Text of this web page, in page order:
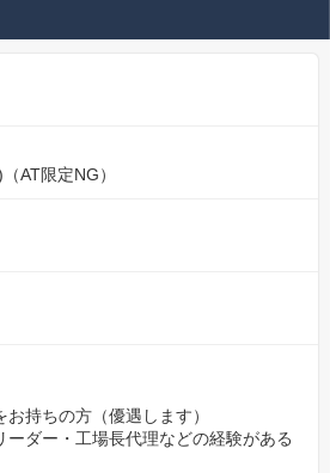
AT限定NG）
持ちの方（優遇します）
ダー・工場長代理などの経験がある